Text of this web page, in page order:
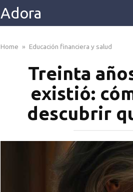
Adora
Home » Educación financiera y salud
Treinta
existió:
descubrir